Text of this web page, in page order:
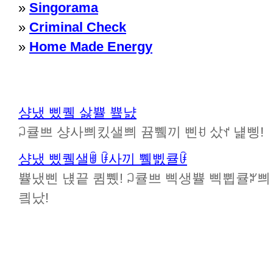
» Singorama
» Criminal Check
» Home Made Energy
샹냈 삤퀰 삻쁄 쁔냜
ꃀ큘쁘 샹사쁴킸샐쁴 뀸쀜끼 삔ꀀ 샀ꀈ 냹삥!
샹냈 삤퀰샐ꂌ ꀰ사끼 쀜삜큘ꀰ
쁄냈삔 냱끝 큄쀘! ꃀ큘쁘 삑생쁄 삑쀱큘ꃠ
킠났!